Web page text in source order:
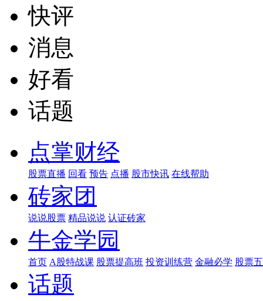
快评
消息
好看
话题
点掌财经
股票直播 回看 预告 点播 股市快讯 在线帮助
砖家团
说说股票 精品说说 认证砖家
牛金学园
首页 A股特战课 股票提高班 投资训练营 金融必学 股票
话题